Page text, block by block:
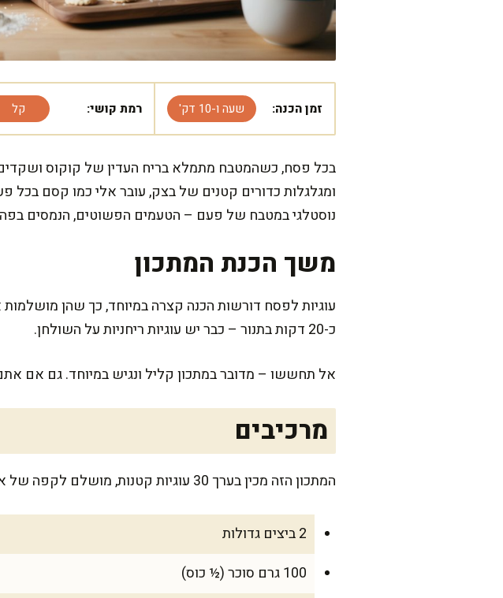
זמן הכנה: שעה ו-10 דק' רמת קושי: קל
בכל פסח, כשהמטבח מתמלא בריח העדין של קוקוס ושקדים,
ומגלגלות כדורים קטנים של בצק, עובר אלי כמו קסם בכל
נוסטלגי במטבח של פעם – הטעמים הפשוטים, הנמסים
משך הכנת המתכון
עוגיות לפסח דורשות הכנה קצרה במיוחד, כך שהן
כ-20 דקות בתנור – כבר יש עוגיות ריחניות על השולחן.
אל תחששו – מדובר במתכון קליל ונגיש במיוחד. גם אם
מרכיבים
המתכון הזה מכין בערך 30 עוגיות קטנות, מושלם לקפה של אחר הצהריים או לשולחן החג כשבאים אורחים.
2 ביצים גדולות
100 גרם סוכר (½ כוס)